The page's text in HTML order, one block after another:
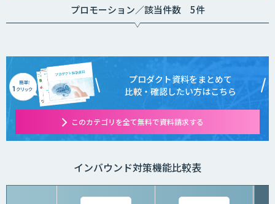
プロモーション／該当件数 5件
プロダクト資料をまとめて
比較・確認したい方はこちら
このカテゴリを全て無料で資料請求する
インバウンド対策機能比較表